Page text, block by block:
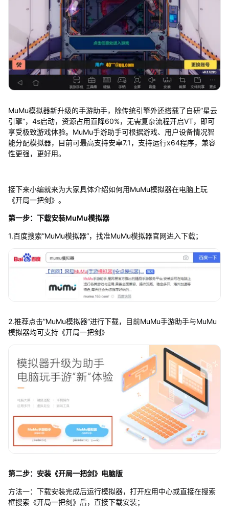
MuMu模拟器新升级的手游助手，除传统引擎外还搭载了自研”星云
引擎“，4s启动，资源占用直降60%，无需复杂流程开启VT，即可
享受极致游戏体验。MuMu手游助手可根据游戏、用户设备情况智
能分配模拟器，目前可最高支持安卓7.1，支持运行x64程序，兼容
性更强，更好用。
接下来小编就来为大家具体介绍如何用MuMu模拟器在电脑上玩
《开局一把剑》。
第一步：下载安装MuMu模拟器
1.百度搜索”MuMu模拟器“，找准MuMu模拟器官网进入下载；
2.推荐点击”MuMu模拟器“进行下载，目前MuMu手游助手与MuMu
模拟器均可支持《开局一把剑》
第二步：安装《开局一把剑》电脑版
方法一：下载安装完成后运行模拟器，打开应用中心或直接在搜索
框搜索《开局一把剑》后，直接下载安装；